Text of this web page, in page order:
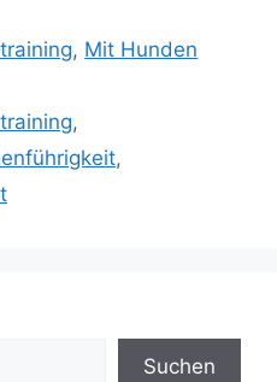
, Mit Hunden
,
,
Suchen